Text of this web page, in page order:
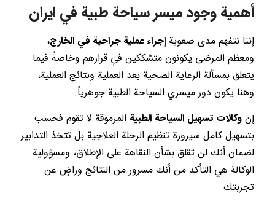
أهمية وجود ميسر سياحة طبية في ايران
إننا نتفهم مدى صعوبةإجراء عملية جراحية في الخارج،
ومعظم المرضى يكونون متشككين في قرارهم وخاصةً فيما
يتعلق بمسألة الرعاية الصحية بعد العملية ونتائج العملية،
وهنا يكون دور ميسري السياحة الطبية جوهرياً.
إنوكالات تسهيل السياحة الطبية المرموقة لا تقوم فحسب
بتسهيل كامل سيرورة تنظيم الرحلة العلاجية بل تتخذ التدابير
لضمان أنك لن تقلق بشأن النقاهة على الإطلاق، ومسؤولية
الوكالة هي التأكد من أنك مسرور من النتائج وراضٍ عن
تجربتك.